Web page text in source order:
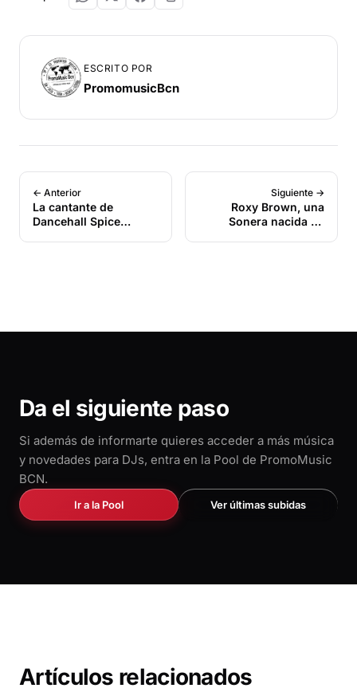
ESCRITO POR
PromomusicBcn
← Anterior
La cantante de
Dancehall Spice
Siguiente →
Roxy Brown, una
Sonera nacida en
Da el siguiente paso
Si además de informarte quieres acceder a más música
y novedades para DJs, entra en la Pool de PromoMusic
BCN.
Ir a la Pool Ver últimas subidas
Artículos relacionados